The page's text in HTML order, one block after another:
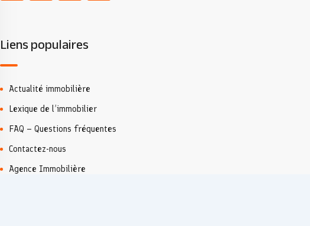
Liens populaires
Actualité immobilière
Lexique de l’immobilier
FAQ – Questions fréquentes
Contactez-nous
Agence Immobilière